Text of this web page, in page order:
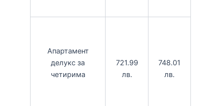
Апартамент
делукс за
четирима
721.99
лв.
748.01
лв.